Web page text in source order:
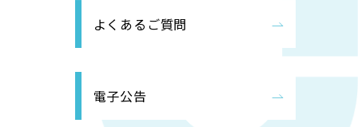
よくあるご質問
電子公告